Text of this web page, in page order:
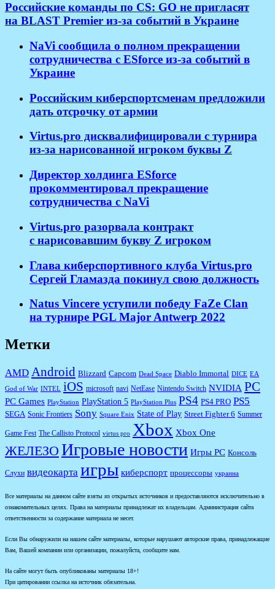
Российские команды по CS: GO не пригласят
на BLAST Premier из-за событий в Украине
NaVi сообщила о полном прекращении
сотрудничества с ESforce из-за событий в
Украине
Российским киберспортсменам предложили
дать отсрочку от армии
Virtus.pro дисквалифицировали с турнира
из-за нарисованной игроком буквы Z
Директор холдинга ESforce
прокомментировал прекращение
сотрудничества с NaVi
​Virtus.pro разорвала контракт
с нарисовавшим букву Z игроком
Глава киберспортивного клуба Virtus.pro
Сергей Гламазда покинул свою должность
Natus Vincere уступили победу FaZe Clan
на турнире PGL Major Antwerp 2022
Метки
AMD Android Blizzard Capcom Dead Space Diablo Immortal DICE EA
God of War INTEL iOS microsoft navi NetEase Nintendo Switch NVIDIA PC
PC Games PlayStation PlayStation 5 PlayStation Plus PS4 PS4 PRO PS5
SEGA Sonic Frontiers Sony Square Enix State of Play Street Fighter 6 Summer
Game Fest The Callisto Protocol virtus pro Xbox Xbox One
ЖЕЛЕЗО Игровые новости Игры PC Консоль
Слухи видеокарта игры киберспорт процессоры украина
Все материалы на данном сайте взяты из открытых источников и предоставляются исключительно в
ознакомительных целях. Права на материалы принадлежат их владельцам. Администрация сайта
ответственности за содержание материала не несет.
Если Вы обнаружили на нашем сайте материалы, которые нарушают авторские права, принадлежащие
Вам, Вашей компании или организации, пожалуйста, сообщите нам.
На сайте могут быть опубликованы материалы 18+!
При цитировании ссылка на источник обязательна.